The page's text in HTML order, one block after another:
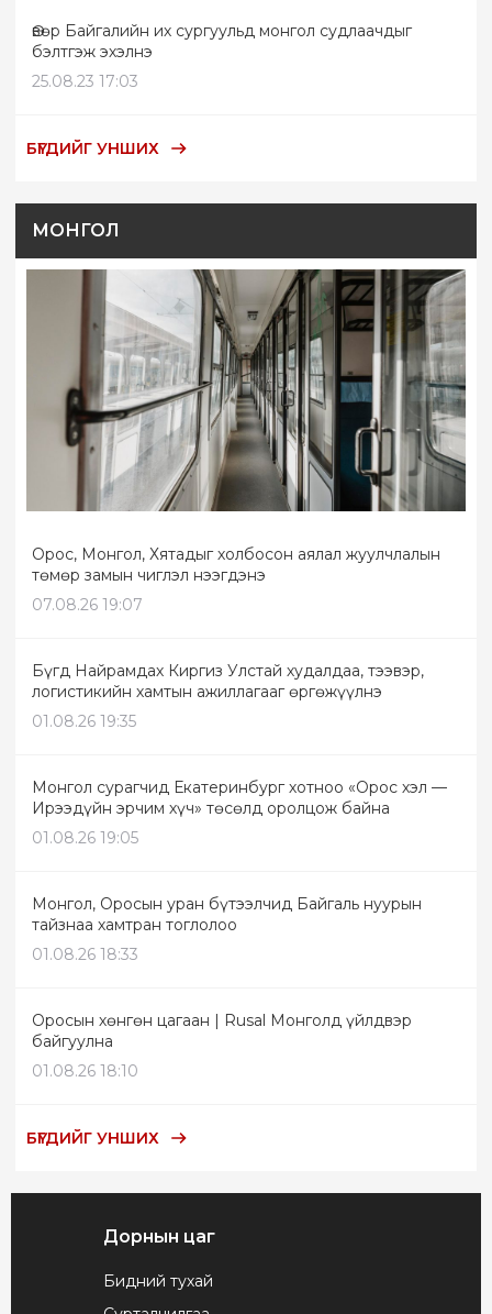
Өвөр Байгалийн их сургуульд монгол судлаачдыг
бэлтгэж эхэлнэ
25.08.23 17:03
БҮГДИЙГ УНШИХ
МОНГОЛ
Орос, Монгол, Хятадыг холбосон аялал жуулчлалын
төмөр замын чиглэл нээгдэнэ
07.08.26 19:07
Бүгд Найрамдах Киргиз Улстай худалдаа, тээвэр,
логистикийн хамтын ажиллагааг өргөжүүлнэ
01.08.26 19:35
Монгол сурагчид Екатеринбург хотноо «Орос хэл —
Ирээдүйн эрчим хүч» төсөлд оролцож байна
01.08.26 19:05
Монгол, Оросын уран бүтээлчид Байгаль нуурын
тайзнаа хамтран тоглолоо
01.08.26 18:33
Оросын хөнгөн цагаан | Rusal Монголд үйлдвэр
байгуулна
01.08.26 18:10
БҮГДИЙГ УНШИХ
Дорнын цаг
Бидний тухай